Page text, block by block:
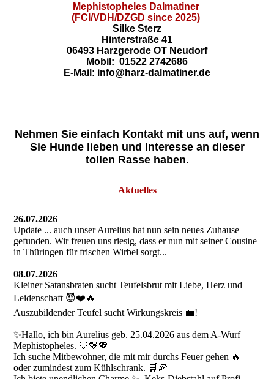
Mephistopheles Dalmatiner
(FCI/VDH/DZGD since 2025)
Silke Sterz
Hinterstraße 41
06493 Harzgerode OT Neudorf
Mobil: 01522 2742686
E-Mail: info@harz-dalmatiner.de
Nehmen Sie einfach Kontakt mit uns auf, wenn
Sie Hunde lieben und Interesse an dieser
tollen Rasse haben.
Aktuelles
26.07.2026
Update ... auch unser Aurelius hat nun sein neues Zuhause
gefunden. Wir freuen uns riesig, dass er nun mit seiner Cousine
in Thüringen für frischen Wirbel sorgt...
08.07.2026
Kleiner Satansbraten sucht Teufelsbrut mit Liebe, Herz und
Leidenschaft 😈❤️🔥
Auszubildender Teufel sucht Wirkungskreis 💼!
✨Hallo, ich bin Aurelius geb. 25.04.2026 aus dem A-Wurf
Mephistopheles. 🤍🤎💖
Ich suche Mitbewohner, die mit mir durchs Feuer gehen 🔥
oder zumindest zum Kühlschrank. 🛒🍕